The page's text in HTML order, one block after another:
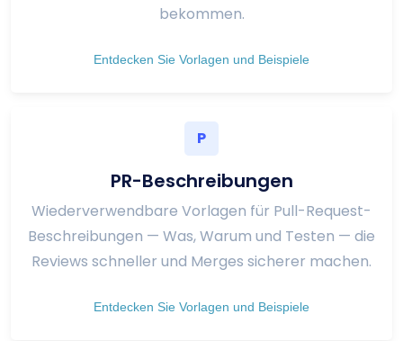
bekommen.
Entdecken Sie Vorlagen und Beispiele
P
PR-Beschreibungen
Wiederverwendbare Vorlagen für Pull-Request-
Beschreibungen — Was, Warum und Testen — die
Reviews schneller und Merges sicherer machen.
Entdecken Sie Vorlagen und Beispiele